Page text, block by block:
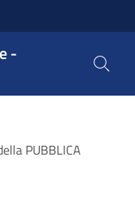
-
PUBBLICA